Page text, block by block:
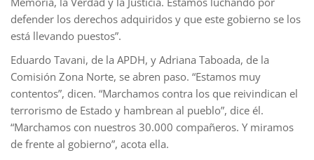
defender los derechos adquiridos y que este gobierno se los
está llevando puestos”.
Eduardo Tavani, de la APDH, y Adriana Taboada, de la
Comisión Zona Norte, se abren paso. “Estamos muy
contentos”, dicen. “Marchamos contra los que reivindican el
terrorismo de Estado y hambrean al pueblo”, dice él.
“Marchamos con nuestros 30.000 compañeros. Y miramos
de frente al gobierno”, acota ella.